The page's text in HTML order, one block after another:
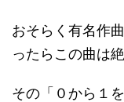
おそらく有名作
ったらこの曲は
その「０から１